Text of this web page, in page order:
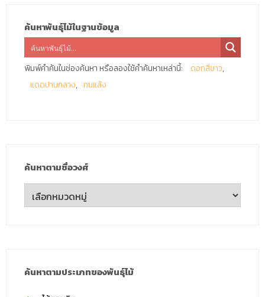
ค้นหาพันธุ์ไม้ในฐานข้อมูล
พิมพ์คำค้นในช่องค้นหา หรือลองใช้คำค้นหาเหล่านี้:
ดอกสีขาว
แดดปานกลาง
ทนแล้ง
ค้นหาตามชื่อวงศ์
ค้นหา
ตาม
ค้นหาตามประเภทของพันธุ์ไม้